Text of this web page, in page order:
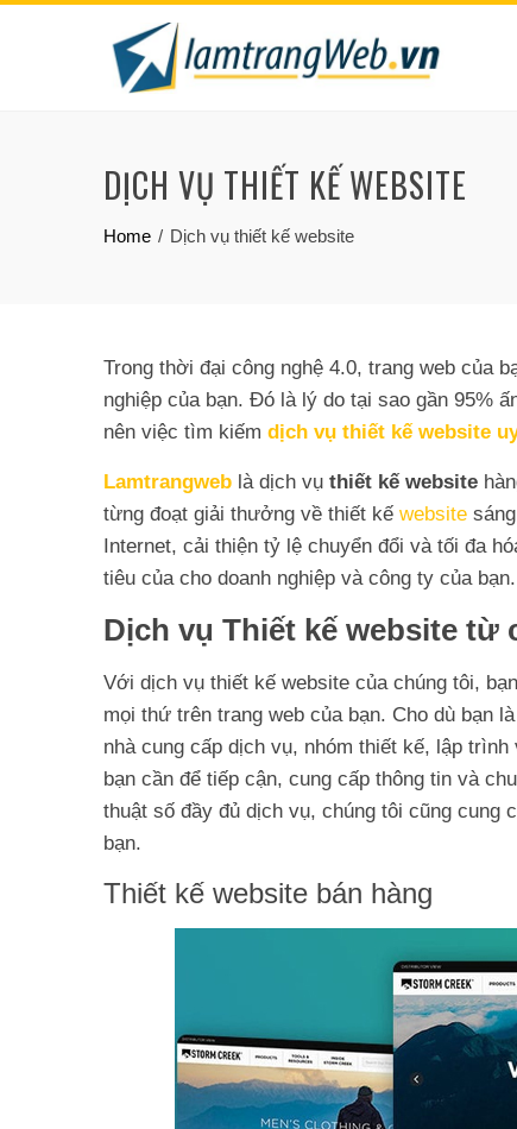
DỊCH VỤ THIẾT KẾ WEBSITE
Home Dịch vụ thiết kế website
Trong thời đại công nghệ 4.0, trang web của
nghiệp của bạn. Đó là lý do tại sao gần 95%
nên việc tìm kiếm dịch vụ thiết kế website
Lamtrangweb là dịch vụ thiết kế website
từng đoạt giải thưởng về thiết kế website
Internet, cải thiện tỷ lệ chuyển đổi và tối đa
tiêu của cho doanh nghiệp và công ty của bạn.
Dịch vụ Thiết kế website
Với dịch vụ thiết kế website của chúng tôi,
mọi thứ trên trang web của bạn. Cho dù bạn
nhà cung cấp dịch vụ, nhóm thiết kế, lập
bạn cần để tiếp cận, cung cấp thông tin và
thuật số đầy đủ dịch vụ, chúng tôi cũng cung
bạn.
Thiết kế website bán hàng